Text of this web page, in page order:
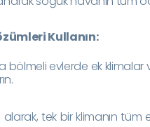
Kullanın:
bölmeli evlerde ek
tek bir klimanın